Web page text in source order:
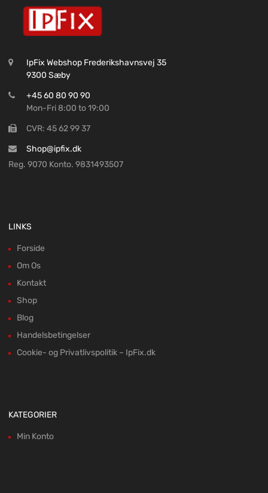
IpFix Webshop Frederikshavnsvej 35
9300 Sæby
+45 60 80 90 90
Mon-Fri 8:00 to 19:00
CVR: 45 62 99 37
Shop@ipfix.dk
Reg. 9070 Konto. 9831493507
LINKS
Forside
Om Os
Kontakt
Shop
Blog
Handelsbetingelser
Cookie- og Privatlivspolitik – IpFix.dk
KATEGORIER
Min Konto